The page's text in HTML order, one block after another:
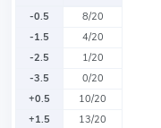
-0.5
8/20
-1.5
4/20
-2.5
1/20
-3.5
0/20
+0.5
10/20
+1.5
13/20